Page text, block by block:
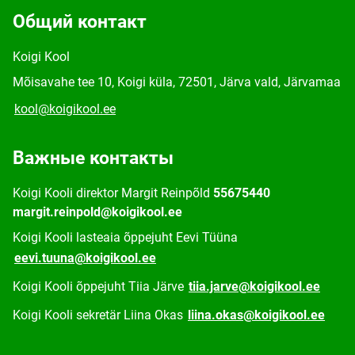
Общий контакт
Koigi Kool
Mõisavahe tee 10, Koigi küla, 72501, Järva vald, Järvamaa
kool@koigikool.ee
Важные контакты
Koigi Kooli direktor Margit Reinpõld 55675440
margit.reinpold@koigikool.ee
Koigi Kooli lasteaia õppejuht Eevi Tüüna
eevi.tuuna@koigikool.ee
Koigi Kooli õppejuht Tiia Järve tiia.jarve@koigikool.ee
Koigi Kooli sekretär Liina Okas liina.okas@koigikool.ee